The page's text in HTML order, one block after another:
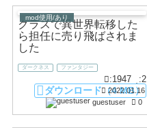
mod使用/あり
クラスで異世界転移した
ら担任に売り飛ばされま
した
ダークネス ファンタジー
:1947 :2
2022.01.16
guestuser
0
ダウンロード（4 MB）